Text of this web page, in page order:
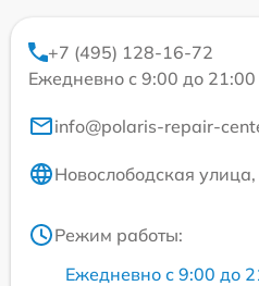
+7 (495) 128-16-72
Ежедневно с 9:00 до 21:00
info@polaris-repair-
Новослободская
Режим работы:
Ежедневно с 9:00 до